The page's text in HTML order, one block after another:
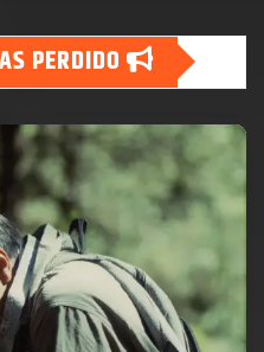
PERDIDO